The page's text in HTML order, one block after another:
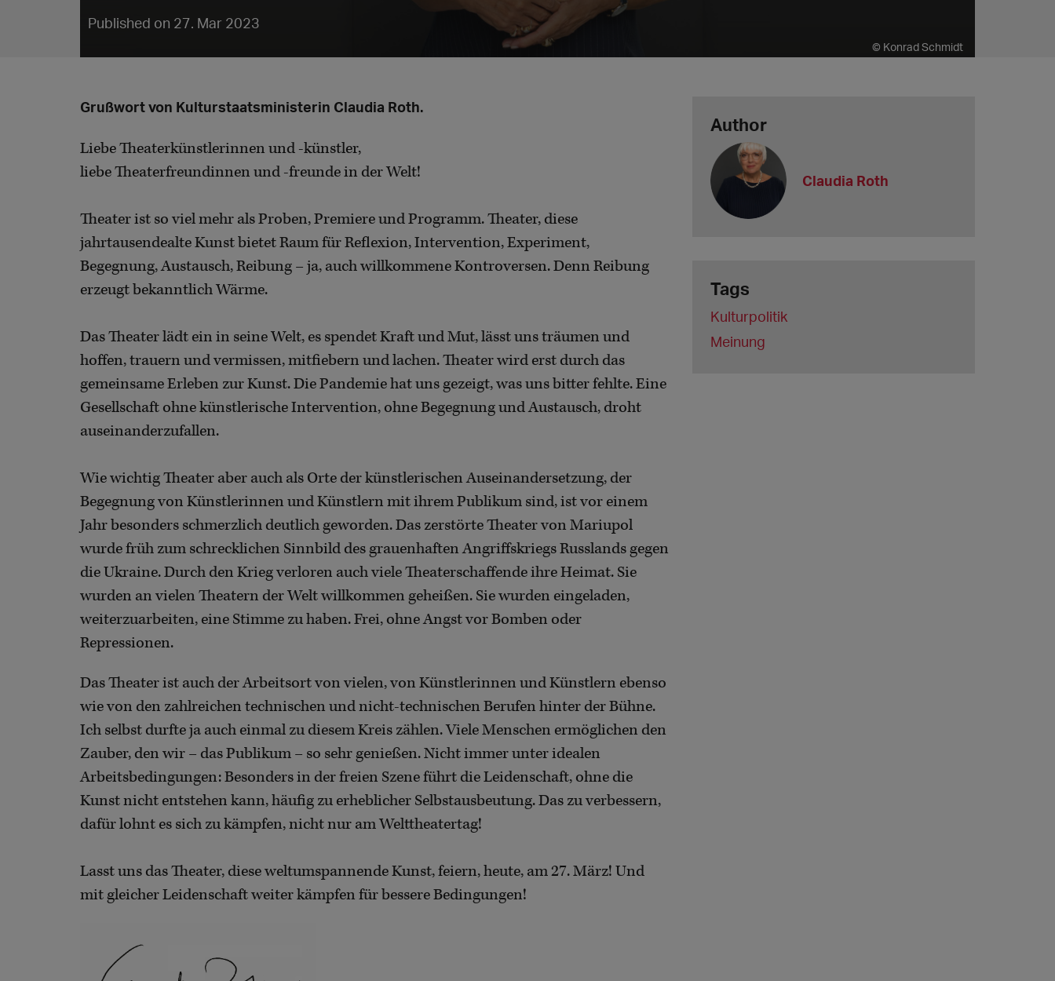
Published on 27. Mar 2023
© Konrad Schmidt
Grußwort von Kulturstaatsministerin Claudia Roth.
Liebe Theaterkünstlerinnen und -künstler,
liebe Theaterfreundinnen und -freunde in der Welt!
Theater ist so viel mehr als Proben, Premiere und Programm. Theater, diese
jahrtausendealte Kunst bietet Raum für Reflexion, Intervention, Experiment,
Begegnung, Austausch, Reibung – ja, auch willkommene Kontroversen. Denn Reibung
erzeugt bekanntlich Wärme.
Das Theater lädt ein in seine Welt, es spendet Kraft und Mut, lässt uns träumen und
hoffen, trauern und vermissen, mitfiebern und lachen. Theater wird erst durch das
gemeinsame Erleben zur Kunst. Die Pandemie hat uns gezeigt, was uns bitter fehlte. Eine
Gesellschaft ohne künstlerische Intervention, ohne Begegnung und Austausch, droht
auseinanderzufallen.
Wie wichtig Theater aber auch als Orte der künstlerischen Auseinandersetzung, der
Begegnung von Künstlerinnen und Künstlern mit ihrem Publikum sind, ist vor einem
Jahr besonders schmerzlich deutlich geworden. Das zerstörte Theater von Mariupol
wurde früh zum schrecklichen Sinnbild des grauenhaften Angriffskriegs Russlands gegen
die Ukraine. Durch den Krieg verloren auch viele Theaterschaffende ihre Heimat. Sie
wurden an vielen Theatern der Welt willkommen geheißen. Sie wurden eingeladen,
weiterzuarbeiten, eine Stimme zu haben. Frei, ohne Angst vor Bomben oder
Repressionen.
Das Theater ist auch der Arbeitsort von vielen, von Künstlerinnen und Künstlern ebenso
wie von den zahlreichen technischen und nicht-technischen Berufen hinter der Bühne.
Ich selbst durfte ja auch einmal zu diesem Kreis zählen. Viele Menschen ermöglichen den
Zauber, den wir – das Publikum – so sehr genießen. Nicht immer unter idealen
Arbeitsbedingungen: Besonders in der freien Szene führt die Leidenschaft, ohne die
Kunst nicht entstehen kann, häufig zu erheblicher Selbstausbeutung. Das zu verbessern,
dafür lohnt es sich zu kämpfen, nicht nur am Welttheatertag!
Lasst uns das Theater, diese weltumspannende Kunst, feiern, heute, am 27. März! Und
mit gleicher Leidenschaft weiter kämpfen für bessere Bedingungen!
Author
Claudia Roth
Tags
Kulturpolitik
Meinung